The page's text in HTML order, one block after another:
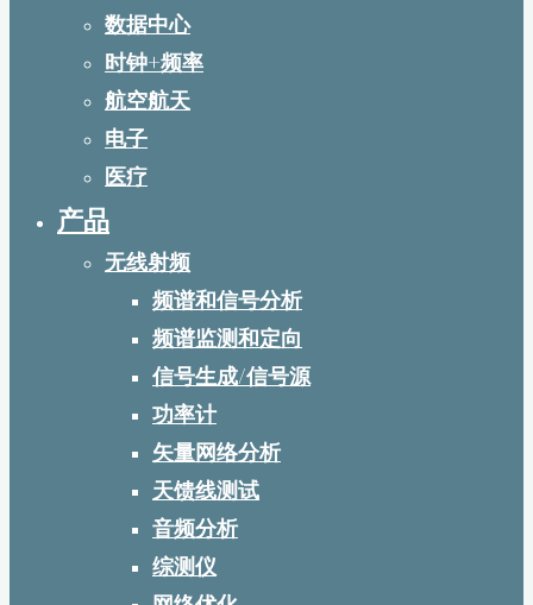
数据中心
时钟+频率
航空航天
电子
医疗
产品
无线射频
频谱和信号分析
频谱监测和定向
信号生成/信号源
功率计
矢量网络分析
天馈线测试
音频分析
综测仪